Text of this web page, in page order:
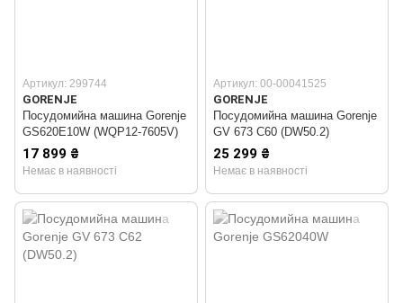
Артикул: 299744
GORENJE
Посудомийна машина Gorenje
GS620E10W (WQP12-7605V)
17 899 ₴
Немає в наявності
Артикул: 00-00041525
GORENJE
Посудомийна машина Gorenje
GV 673 C60 (DW50.2)
25 299 ₴
Немає в наявності